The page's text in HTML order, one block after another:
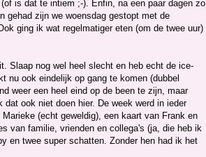
is dat te intiem ;-). Enfin, na een paar dagen zo
gehad zijn we woensdag gestopt met de
ging ik wat regelmatiger eten (om de twee uur)
Slaap nog wel heel slecht en heb echt de ice-
nu ook eindelijk op gang te komen (dubbel
weer een heel eind op de been te zijn, maar
ook niet doen hier. De week werd in ieder
(echt geweldig), een kaart van Frank en
van familie, vrienden en collega's (ja, die heb ik
en twee super schatten. Zonder hen had ik het